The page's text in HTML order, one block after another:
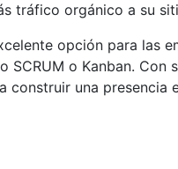
tráfico orgánico a su
opción para las
o Kanban.
construir una presencia